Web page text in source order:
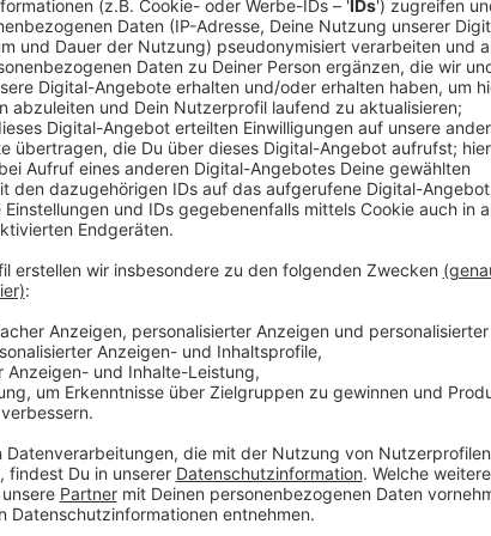
Lange Zeit hatte es nach einem Sieg für die DEG
das Team mit 1:0. Dann brachte ein Doppelschlag
auf die Siegerstraße. DEG-Verteidiger Luca
Anzeige
Düsseldorfer EG verliert Heimspiel gegen
Anzeige
Weiter geht es am Freitag, dann mit Spiel 5 in